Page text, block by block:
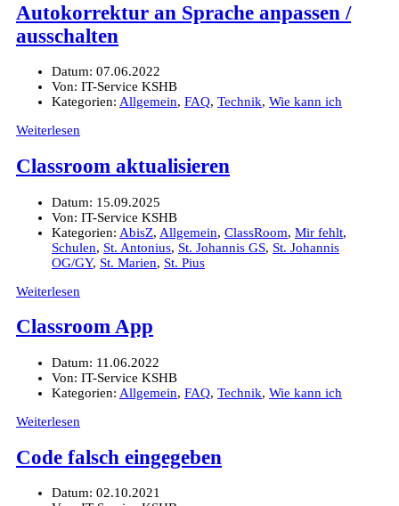
Autokorrektur an Sprache anpassen /
ausschalten
Datum: 07.06.2022
Von: IT-Service KSHB
Kategorien: Allgemein, FAQ, Technik, Wie kann ich
Weiterlesen
Classroom aktualisieren
Datum: 15.09.2025
Von: IT-Service KSHB
Kategorien: AbisZ, Allgemein, ClassRoom, Mir fehlt,
Schulen, St. Antonius, St. Johannis GS, St. Johannis
OG/GY, St. Marien, St. Pius
Weiterlesen
Classroom App
Datum: 11.06.2022
Von: IT-Service KSHB
Kategorien: Allgemein, FAQ, Technik, Wie kann ich
Weiterlesen
Code falsch eingegeben
Datum: 02.10.2021